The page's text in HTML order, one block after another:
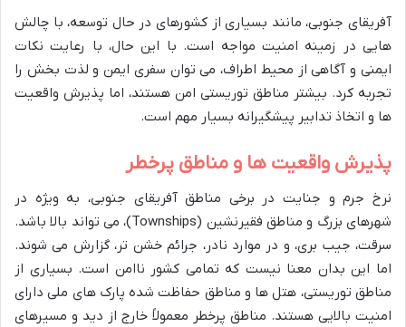
آفریقای جنوبی، مانند بسیاری از کشورهای در حال توسعه، با چالش
هایی در زمینه امنیت مواجه است. با این حال، با رعایت نکات
ایمنی و آگاهی از محیط اطراف، می توان سفری ایمن و لذت بخش را
تجربه کرد. بیشتر مناطق توریستی امن هستند، اما پذیرش واقعیت
ها و اتخاذ تدابیر پیشگیرانه بسیار مهم است.
پذیرش واقعیت ها و مناطق پرخطر
نرخ جرم و جنایت در برخی مناطق آفریقای جنوبی، به ویژه در
شهرهای بزرگ و مناطق فقیرنشین (Townships)، می تواند بالا باشد.
سرقت، جیب بری، و در موارد نادر، جرائم خشن تر، گزارش می شوند.
اما این بدان معنا نیست که تمامی کشور ناامن است. بسیاری از
مناطق توریستی، هتل ها و مناطق حفاظت شده پارک های ملی دارای
امنیت بالایی هستند. مناطق پرخطر معمولاً خارج از دید و مسیرهای